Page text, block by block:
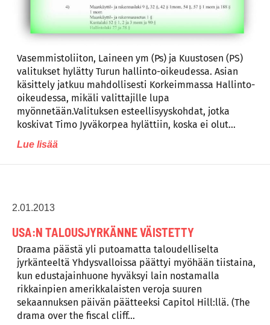
Vasemmistoliiton, Laineen ym (Ps) ja Kuustosen (PS)
valitukset hylätty Turun hallinto-oikeudessa. Asian
käsittely jatkuu mahdollisesti Korkeimmassa Hallinto-
oikeudessa, mikäli valittajille lupa
myönnetään.Valituksen esteellisyyskohdat, jotka
koskivat Timo Jyväkorpea hylättiin, koska ei olut…
Lue lisää
2.01.2013
USA:N TALOUSJYRKÄNNE VÄISTETTY
Draama päästä yli putoamatta taloudelliselta
jyrkänteeltä Yhdysvalloissa päättyi myöhään tiistaina,
kun edustajainhuone hyväksyi lain nostamalla
rikkainpien amerikkalaisten veroja suuren
sekaannuksen päivän päätteeksi Capitol Hill:llä. (The
drama over the fiscal cliff…